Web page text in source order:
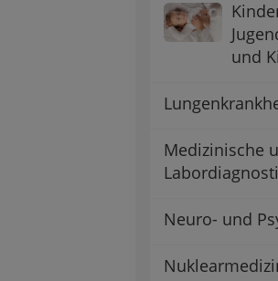
und
Medizinische
Neuro- und